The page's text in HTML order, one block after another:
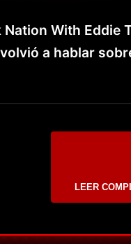
With Eddie
a hablar
LEER